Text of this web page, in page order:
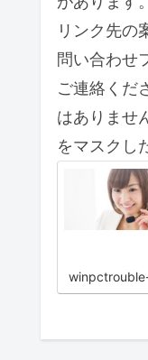
リンク先の
問い合わせ
ご連絡くだ
はありませ
をマスクし